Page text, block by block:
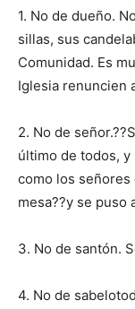
1. No de dueño.
sillas, sus
Comunidad. Es
Iglesia renuncien
2. No de
último de todos, y
como los señores
mesa??y se puso
3. No de santón.
4. No de